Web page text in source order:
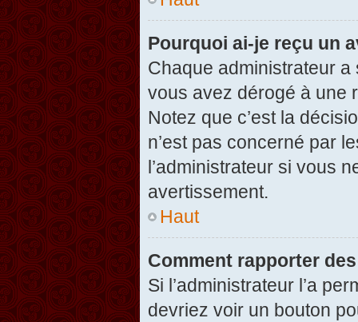
Pourquoi ai-je reçu un
Chaque administrateur
vous avez dérogé à une
Notez que c’est la
n’est pas concerné par
l’administrateur si vous
avertissement.
Haut
Comment rapporter
Si l’administrateur l’a
devriez voir un bouton